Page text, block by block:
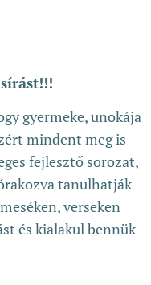
gyermeke, unokája
mindent meg is
fejlesztő sorozat,
tanulhatják
verseken
és kialakul bennük